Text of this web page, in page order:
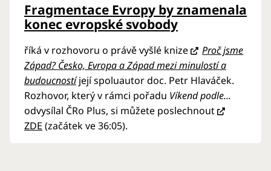
Fragmentace Evropy by znamenala
konec evropské svobody
říká v rozhovoru o právě vyšlé knize
Proč jsme
Západ? Česko, Evropa a Západ mezi minulostí a
budoucnostíjejí spoluautor doc. Petr Hlaváček.
Rozhovor, který v rámci pořadu Víkendpodle...
odvysílal ČRo Plus, si můžete poslechnout
ZDE (začátek ve 36:05).